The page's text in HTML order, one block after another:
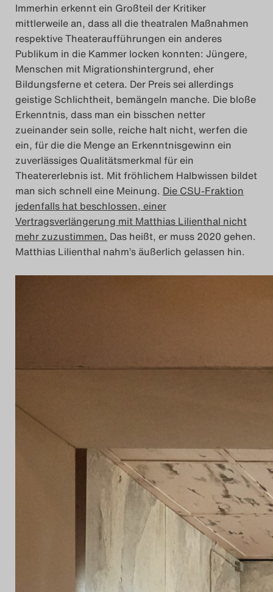
Immerhin erkennt ein Großteil der Kritiker
mittlerweile an, dass all die theatralen Maßnahmen
respektive Theateraufführungen ein anderes
Publikum in die Kammer locken konnten: Jüngere,
Menschen mit Migrationshintergrund, eher
Bildungsferne et cetera. Der Preis sei allerdings
geistige Schlichtheit, bemängeln manche. Die bloße
Erkenntnis, dass man ein bisschen netter
zueinander sein solle, reiche halt nicht, werfen die
ein, für die die Menge an Erkenntnisgewinn ein
zuverlässiges Qualitätsmerkmal für ein
Theatererlebnis ist. Mit fröhlichem Halbwissen bildet
man sich schnell eine Meinung. Die CSU-Fraktion
jedenfalls hat beschlossen, einer
Vertragsverlängerung mit Matthias Lilienthal nicht
mehr zuzustimmen. Das heißt, er muss 2020 gehen.
Matthias Lilienthal nahm’s äußerlich gelassen hin.